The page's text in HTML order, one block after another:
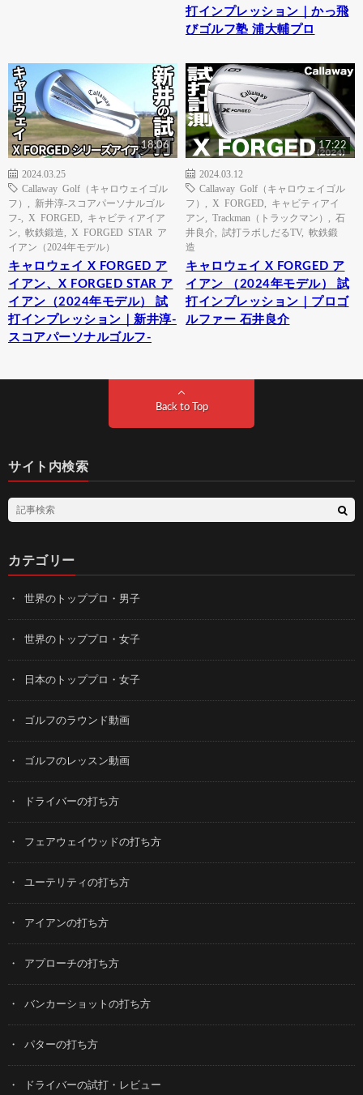
打インプレッション｜かっ飛
びゴルフ塾 浦大輔プロ
18:06
2024.03.25
Callaway Golf（キャロウェイゴル
フ）
新井淳-スコアパーソナルゴル
フ-
X FORGED
キャビティアイア
ン
軟鉄鍛造
X FORGED STAR ア
イアン（2024年モデル）
キャロウェイ X FORGED ア
イアン、X FORGED STAR ア
イアン（2024年モデル） 試
打インプレッション｜新井淳-
スコアパーソナルゴルフ-
17:22
2024.03.12
Callaway Golf（キャロウェイゴル
フ）
X FORGED
キャビティアイ
アン
Trackman（トラックマン）
石
井良介
試打ラボしだるTV, 軟鉄鍛
造
キャロウェイ X FORGED ア
イアン （2024年モデル） 試
打インプレッション｜プロゴ
ルファー 石井良介
Back to Top
サイト内検索
カテゴリー
世界のトッププロ・男子
世界のトッププロ・女子
日本のトッププロ・女子
ゴルフのラウンド動画
ゴルフのレッスン動画
ドライバーの打ち方
フェアウェイウッドの打ち方
ユーテリティの打ち方
アイアンの打ち方
アプローチの打ち方
バンカーショットの打ち方
パターの打ち方
ドライバーの試打・レビュー